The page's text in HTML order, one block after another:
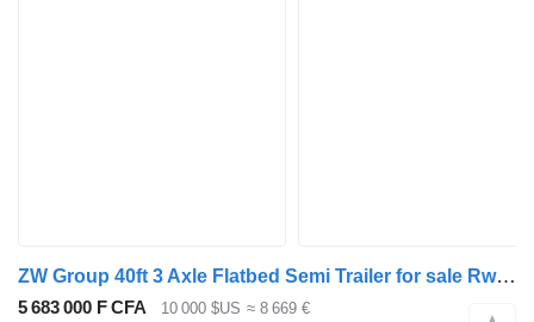
ZW Group 40ft 3 Axle Flatbed Semi Trailer for sale Rwanda
5 683 000 F CFA 10 000 $US ≈ 8 669 €